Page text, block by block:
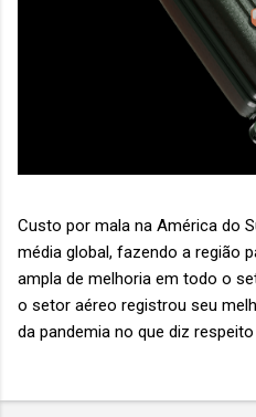
Custo por mala na América do
média global, fazendo a região
ampla de melhoria em todo o
o setor aéreo registrou seu
da pandemia no que diz